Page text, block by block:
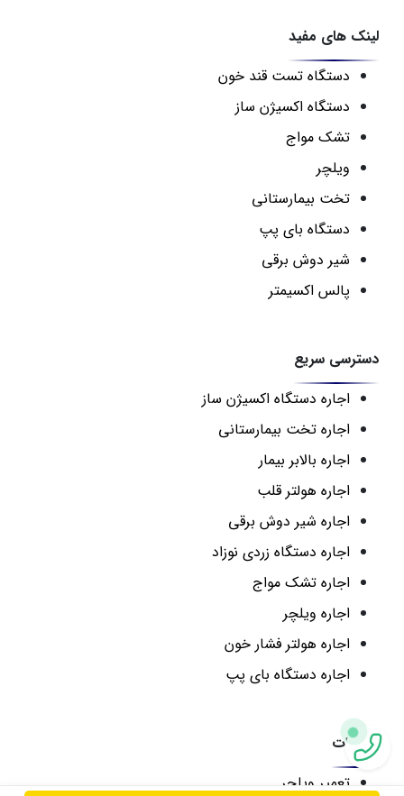
لینک های مفید
دستگاه تست قند خون
دستگاه اکسیژن ساز
تشک مواج
ویلچر
تخت بیمارستانی
دستگاه بای پپ
شیر دوش برقی
پالس اکسیمتر
دسترسی سریع
اجاره دستگاه اکسیژن ساز
اجاره تخت بیمارستانی
اجاره بالابر بیمار
اجاره هولتر قلب
اجاره شیر دوش برقی
اجاره دستگاه زردی نوزاد
اجاره تشک مواج
اجاره ویلچر
اجاره هولتر فشار خون
اجاره دستگاه بای پپ
تعمیرات
تعمیر ویلچر